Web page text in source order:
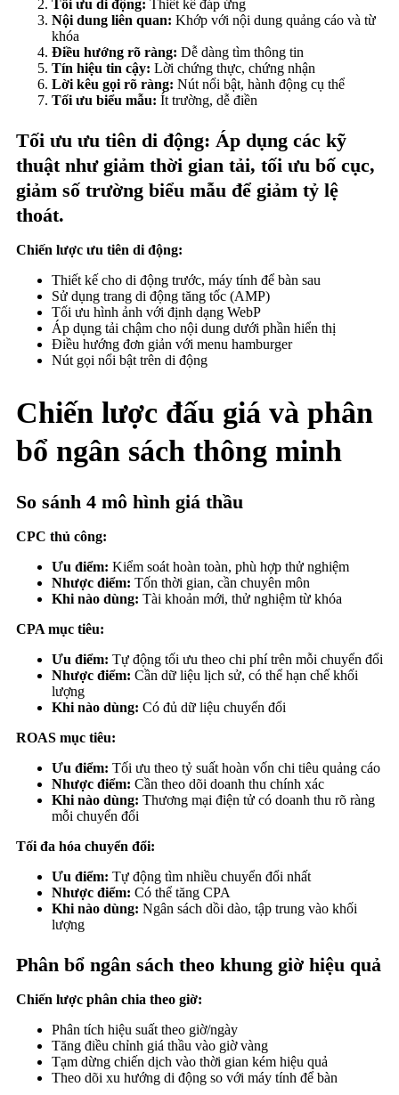
Tối ưu di động: Thiết kế đáp ứng
Nội dung liên quan: Khớp với nội dung quảng cáo và từ
khóa
Điều hướng rõ ràng: Dễ dàng tìm thông tin
Tín hiệu tin cậy: Lời chứng thực, chứng nhận
Lời kêu gọi rõ ràng: Nút nổi bật, hành động cụ thể
Tối ưu biểu mẫu: Ít trường, dễ điền
Tối ưu ưu tiên di động: Áp dụng các kỹ
thuật như giảm thời gian tải, tối ưu bố cục,
giảm số trường biểu mẫu để giảm tỷ lệ
thoát.
Chiến lược ưu tiên di động:
Thiết kế cho di động trước, máy tính để bàn sau
Sử dụng trang di động tăng tốc (AMP)
Tối ưu hình ảnh với định dạng WebP
Áp dụng tải chậm cho nội dung dưới phần hiển thị
Điều hướng đơn giản với menu hamburger
Nút gọi nổi bật trên di động
Chiến lược đấu giá và phân
bổ ngân sách thông minh
So sánh 4 mô hình giá thầu
CPC thủ công:
Ưu điểm: Kiểm soát hoàn toàn, phù hợp thử nghiệm
Nhược điểm: Tốn thời gian, cần chuyên môn
Khi nào dùng: Tài khoản mới, thử nghiệm từ khóa
CPA mục tiêu:
Ưu điểm: Tự động tối ưu theo chi phí trên mỗi chuyển đổi
Nhược điểm: Cần dữ liệu lịch sử, có thể hạn chế khối
lượng
Khi nào dùng: Có đủ dữ liệu chuyển đổi
ROAS mục tiêu:
Ưu điểm: Tối ưu theo tỷ suất hoàn vốn chi tiêu quảng cáo
Nhược điểm: Cần theo dõi doanh thu chính xác
Khi nào dùng: Thương mại điện tử có doanh thu rõ ràng
mỗi chuyển đổi
Tối đa hóa chuyển đổi:
Ưu điểm: Tự động tìm nhiều chuyển đổi nhất
Nhược điểm: Có thể tăng CPA
Khi nào dùng: Ngân sách dồi dào, tập trung vào khối
lượng
Phân bổ ngân sách theo khung giờ hiệu quả
Chiến lược phân chia theo giờ:
Phân tích hiệu suất theo giờ/ngày
Tăng điều chỉnh giá thầu vào giờ vàng
Tạm dừng chiến dịch vào thời gian kém hiệu quả
Theo dõi xu hướng di động so với máy tính để bàn